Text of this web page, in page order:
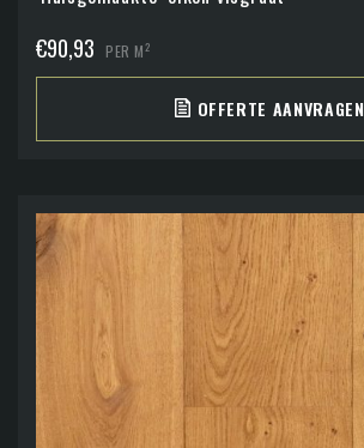
€90,93 PER M2
OFFERTE AANVRAGEN